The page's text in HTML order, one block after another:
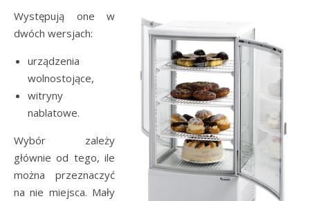
Występują one w
dwóch wersjach:
urządzenia
wolnostojące,
witryny
nablatowe.
Wybór zależy
głównie od tego, ile
można przeznaczyć
na nie miejsca. Mały